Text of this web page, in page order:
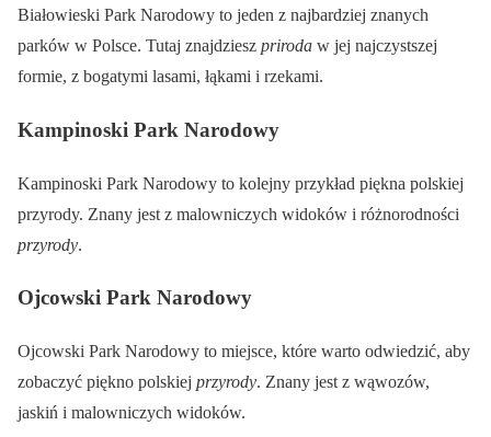
Białowieski Park Narodowy to jeden z najbardziej znanych
parków w Polsce. Tutaj znajdziesz priroda w jej najczystszej
formie, z bogatymi lasami, łąkami i rzekami.
Kampinoski Park Narodowy
Kampinoski Park Narodowy to kolejny przykład piękna polskiej
przyrody. Znany jest z malowniczych widoków i różnorodności
przyrody.
Ojcowski Park Narodowy
Ojcowski Park Narodowy to miejsce, które warto odwiedzić, aby
zobaczyć piękno polskiej przyrody. Znany jest z wąwozów,
jaskiń i malowniczych widoków.